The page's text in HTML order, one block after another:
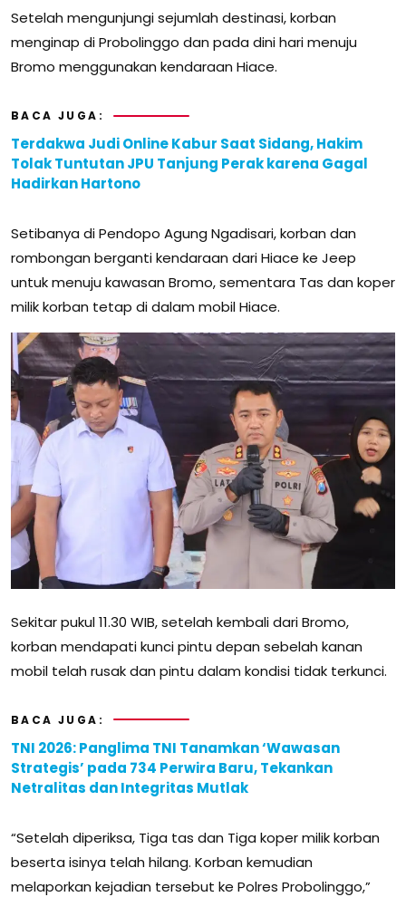
Setelah mengunjungi sejumlah destinasi, korban
menginap di Probolinggo dan pada dini hari menuju
Bromo menggunakan kendaraan Hiace.
BACA JUGA:
Terdakwa Judi Online Kabur Saat Sidang, Hakim
Tolak Tuntutan JPU Tanjung Perak karena Gagal
Hadirkan Hartono
Setibanya di Pendopo Agung Ngadisari, korban dan
rombongan berganti kendaraan dari Hiace ke Jeep
untuk menuju kawasan Bromo, sementara Tas dan koper
milik korban tetap di dalam mobil Hiace.
Sekitar pukul 11.30 WIB, setelah kembali dari Bromo,
korban mendapati kunci pintu depan sebelah kanan
mobil telah rusak dan pintu dalam kondisi tidak terkunci.
BACA JUGA:
TNI 2026: Panglima TNI Tanamkan ‘Wawasan
Strategis’ pada 734 Perwira Baru, Tekankan
Netralitas dan Integritas Mutlak
“Setelah diperiksa, Tiga tas dan Tiga koper milik korban
beserta isinya telah hilang. Korban kemudian
melaporkan kejadian tersebut ke Polres Probolinggo,”